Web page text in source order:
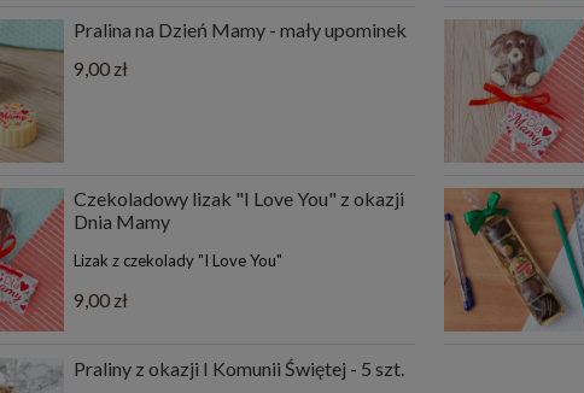
Pralina na Dzień Mamy - mały upominek
9,00 zł
Czekoladowy lizak "I Love You" z okazji
Dnia Mamy
Lizak z czekolady "I Love You"
9,00 zł
Praliny z okazji I Komunii Świętej - 5 szt.